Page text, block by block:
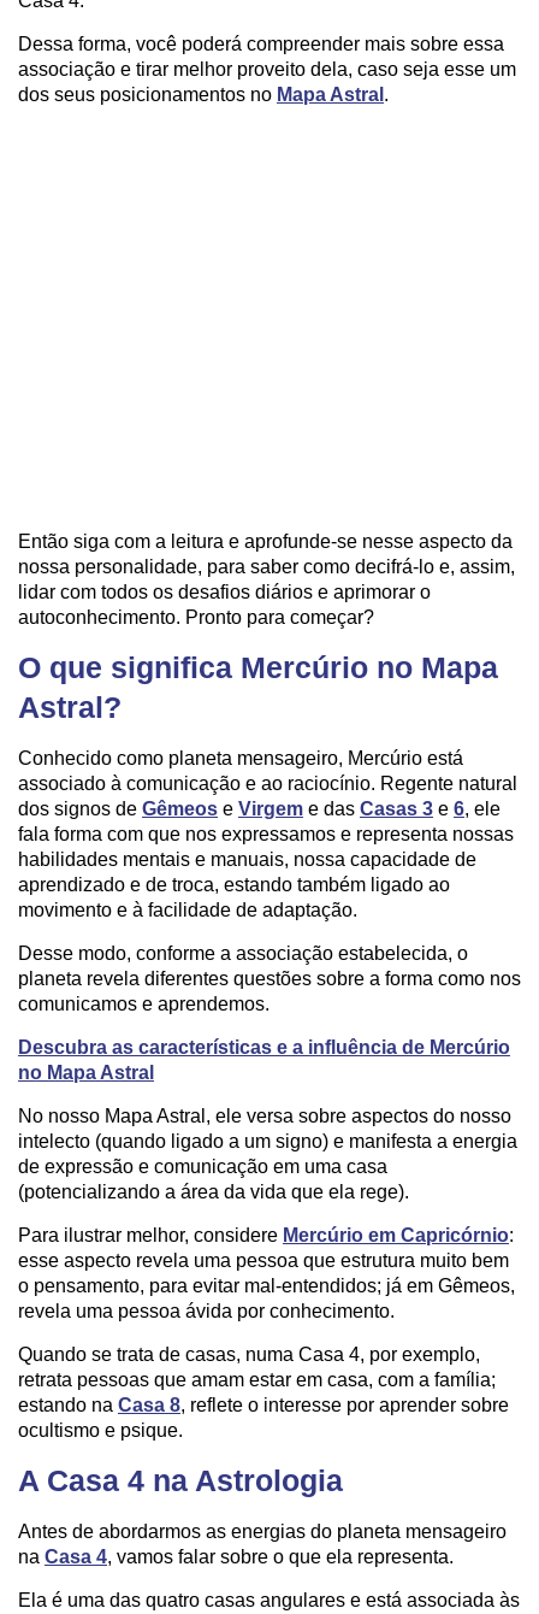
Dessa forma, você poderá compreender mais sobre essa
associação e tirar melhor proveito dela, caso seja esse um
dos seus posicionamentos no Mapa Astral .
Então siga com a leitura e aprofunde-se nesse aspecto da
nossa personalidade, para saber como decifrá-lo e, assim,
lidar com todos os desafios diários e aprimorar o
autoconhecimento. Pronto para começar?
O que significa Mercúrio no Mapa
Astral?
Conhecido como planeta mensageiro, Mercúrio está
associado à comunicação e ao raciocínio. Regente natural
dos signos de Gêmeos e Virgem e das Casas 3 e 6, ele
fala forma com que nos expressamos e representa nossas
habilidades mentais e manuais, nossa capacidade de
aprendizado e de troca, estando também ligado ao
movimento e à facilidade de adaptação.
Desse modo, conforme a associação estabelecida, o
planeta revela diferentes questões sobre a forma como nos
comunicamos e aprendemos.
Descubra as características e a influência de Mercúrio
no Mapa Astral
No nosso Mapa Astral, ele versa sobre aspectos do nosso
intelecto (quando ligado a um signo) e manifesta a energia
de expressão e comunicação em uma casa
(potencializando a área da vida que ela rege).
Para ilustrar melhor, considere Mercúrio em Capricórnio:
esse aspecto revela uma pessoa que estrutura muito bem
o pensamento, para evitar mal-entendidos; já em Gêmeos,
revela uma pessoa ávida por conhecimento.
Quando se trata de casas, numa Casa 4, por exemplo,
retrata pessoas que amam estar em casa, com a família;
estando na Casa 8, reflete o interesse por aprender sobre
ocultismo e psique.
A Casa 4 na Astrologia
Antes de abordarmos as energias do planeta mensageiro
na Casa 4, vamos falar sobre o que ela representa.
Ela é uma das quatro casas angulares e está associada às